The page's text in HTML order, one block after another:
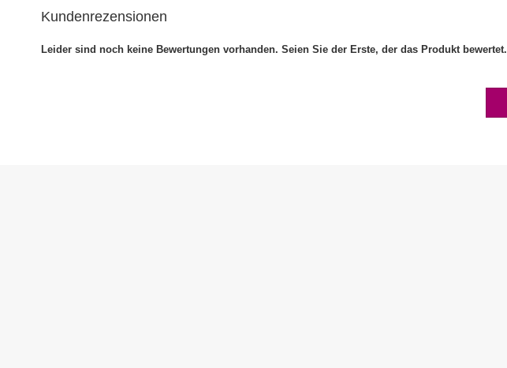
Kundenrezensionen
Leider sind noch keine Bewertungen vorhanden. Seien Sie der Erste, der das Produkt bewertet.